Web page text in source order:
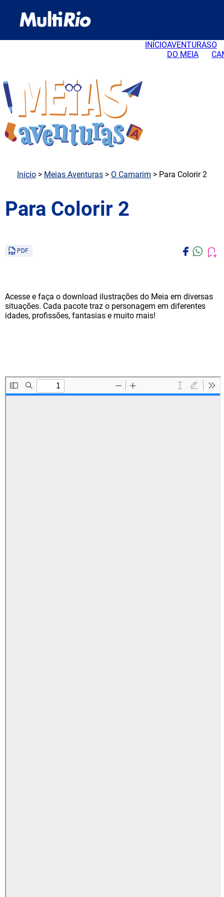
INÍCIOAVENTURAS
DO MEIA
O
Início > Meias Aventuras > O Camarim > Para Colorir 2
Para Colorir 2
PDF
Acesse e faça o download ilustrações do Meia em diversas
situações. Cada pacote traz o personagem em diferentes
idades, profissões, fantasias e muito mais!